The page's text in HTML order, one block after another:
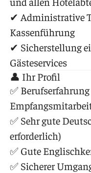
✔ Administrative
Kassenführung
✔ Sicherstellung
Gästeservices
👤 Ihr Profil
✅
✅ Sehr gute
erforderlich)
✅ Gute
✅ Sicherer